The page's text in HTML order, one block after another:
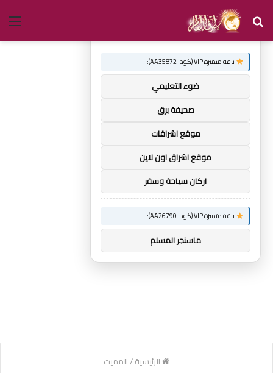
بحث
عن
الرئيسية/المميت
توصيات :
باقة متميزة VIP (كود: AA35872):
ضوء التعليمي
صحيفة برق
موقع اشراقات
موقع اشراق اون لاين
اركان سياحة وسفر
باقة متميزة VIP (كود: AA26790):
ماسنجر المسلم